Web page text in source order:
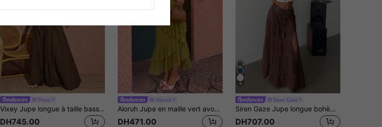
Vixey
Vixey Jupe longue à taille basse froncée et à volants, en tissu tressé unicolore. Idéale pour le printemps, l'été, les vacances, le style bohème, les vacances à l'île
DH745.00
Aloruh
Aloruh Jupe en maille vert avocat avec ourlet à volants pour vacances d'été, plage, bohème, vacances tropicales, jupe vert olive
DH471.00
9
Siren Gaze
Siren Gaze Jupe longue bohème marron pour femmes, vacances d'été, pique-nique, 100% coton, fente haute, jupe longue à volants avec taille élastique et bordure en dentelle, coupe A-line pour la plage
DH707.00